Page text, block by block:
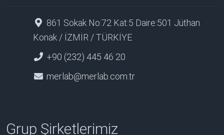
861 Sokak No:72 Kat:5 Daire:501 Jüthan
Konak / İZMİR / TÜRKİYE
+90 (232) 445 46 20
merlab@merlab.com.tr
Grup Şirketlerimiz